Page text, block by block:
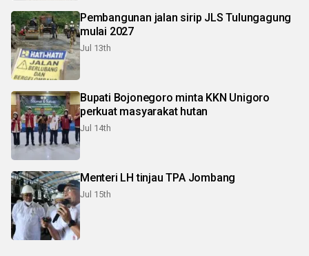
Pembangunan jalan sirip JLS Tulungagung
mulai 2027
Jul 13th
Bupati Bojonegoro minta KKN Unigoro
perkuat masyarakat hutan
Jul 14th
Menteri LH tinjau TPA Jombang
Jul 15th